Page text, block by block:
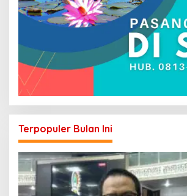
Terpopuler Bulan Ini